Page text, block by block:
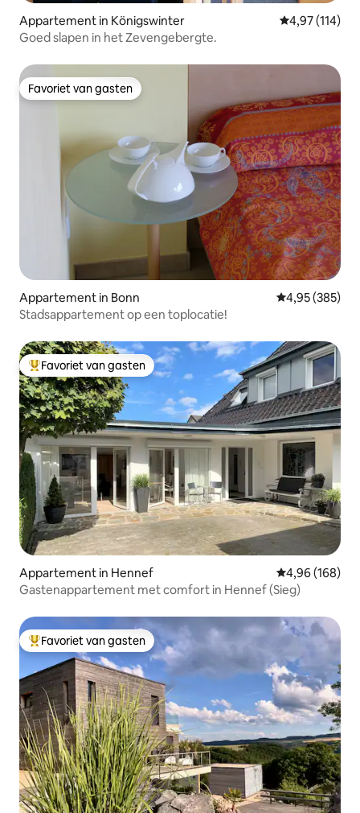
Appartement in Königswinter Gemiddelde
4,97 (114)
Goed slapen in het Zevengebergte.
Favoriet van gasten
Favoriet van gasten
Appartement in Bonn Gemiddelde
4,95 (385)
Stadsappartement op een toplocatie!
Topfavoriet van gasten
Favoriet van gasten
Appartement in Hennef Gemiddelde
4,96 (168)
Gastenappartement met comfort in Hennef (Sieg)
Topfavoriet van gasten
Favoriet van gasten